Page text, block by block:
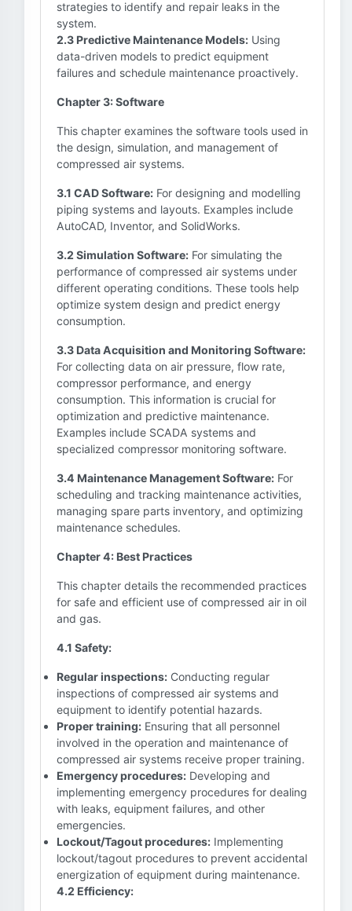
strategies to identify and repair leaks in the
system.
2.3 Predictive Maintenance Models: Using
data-driven models to predict equipment
failures and schedule maintenance proactively.
Chapter 3: Software
This chapter examines the software tools used in
the design, simulation, and management of
compressed air systems.
3.1 CAD Software: For designing and modelling
piping systems and layouts. Examples include
AutoCAD, Inventor, and SolidWorks.
3.2 Simulation Software: For simulating the
performance of compressed air systems under
different operating conditions. These tools help
optimize system design and predict energy
consumption.
3.3 Data Acquisition and Monitoring Software:
For collecting data on air pressure, flow rate,
compressor performance, and energy
consumption. This information is crucial for
optimization and predictive maintenance.
Examples include SCADA systems and
specialized compressor monitoring software.
3.4 Maintenance Management Software: For
scheduling and tracking maintenance activities,
managing spare parts inventory, and optimizing
maintenance schedules.
Chapter 4: Best Practices
This chapter details the recommended practices
for safe and efficient use of compressed air in oil
and gas.
4.1 Safety:
Regular inspections: Conducting regular
inspections of compressed air systems and
equipment to identify potential hazards.
Proper training: Ensuring that all personnel
involved in the operation and maintenance of
compressed air systems receive proper training.
Emergency procedures: Developing and
implementing emergency procedures for dealing
with leaks, equipment failures, and other
emergencies.
Lockout/Tagout procedures: Implementing
lockout/tagout procedures to prevent accidental
energization of equipment during maintenance.
4.2 Efficiency: